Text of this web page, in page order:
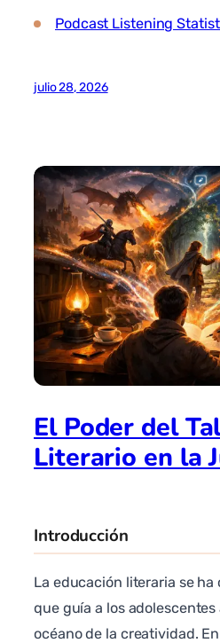
Podcast Listening
julio 28, 2026
El Poder del
Literario en la
Introducción
La educación literaria se
que guía a los
océano de la creatividad.